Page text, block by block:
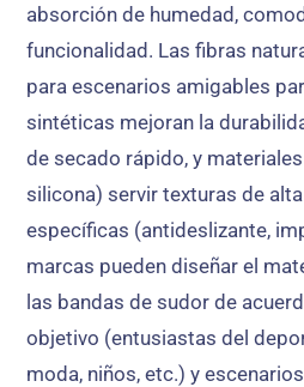
absorción de humedad,
funcionalidad. Las fibras
para escenarios amigables
sintéticas mejoran la
de secado rápido, y
silicona) servir texturas de
específicas (antideslizante,
marcas pueden diseñar el
las bandas de sudor de
objetivo (entusiastas del
moda, niños, etc.) y